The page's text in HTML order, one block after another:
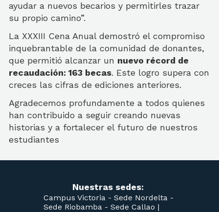
ayudar a nuevos becarios y permitirles trazar
su propio camino”.
La XXXIII Cena Anual demostró el compromiso
inquebrantable de la comunidad de donantes,
que permitió alcanzar un nuevo récord de
recaudación: 163 becas. Este logro supera con
creces las cifras de ediciones anteriores.
Agradecemos profundamente a todos quienes
han contribuido a seguir creando nuevas
historias y a fortalecer el futuro de nuestros
estudiantes
Nuestras sedes:
Campus Victoria - Sede Nordelta -
Sede Riobamba - Sede Callao |